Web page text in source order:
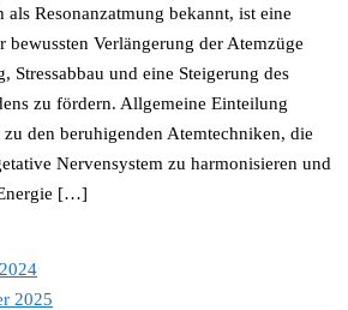
als Resonanzatmung bekannt, ist eine
Verlängerung der Atemzüge
Stressabbau und eine Steigerung des
zu fördern. Allgemeine Einteilung
den beruhigenden Atemtechniken, die
Nervensystem zu harmonisieren und
[…]
2025